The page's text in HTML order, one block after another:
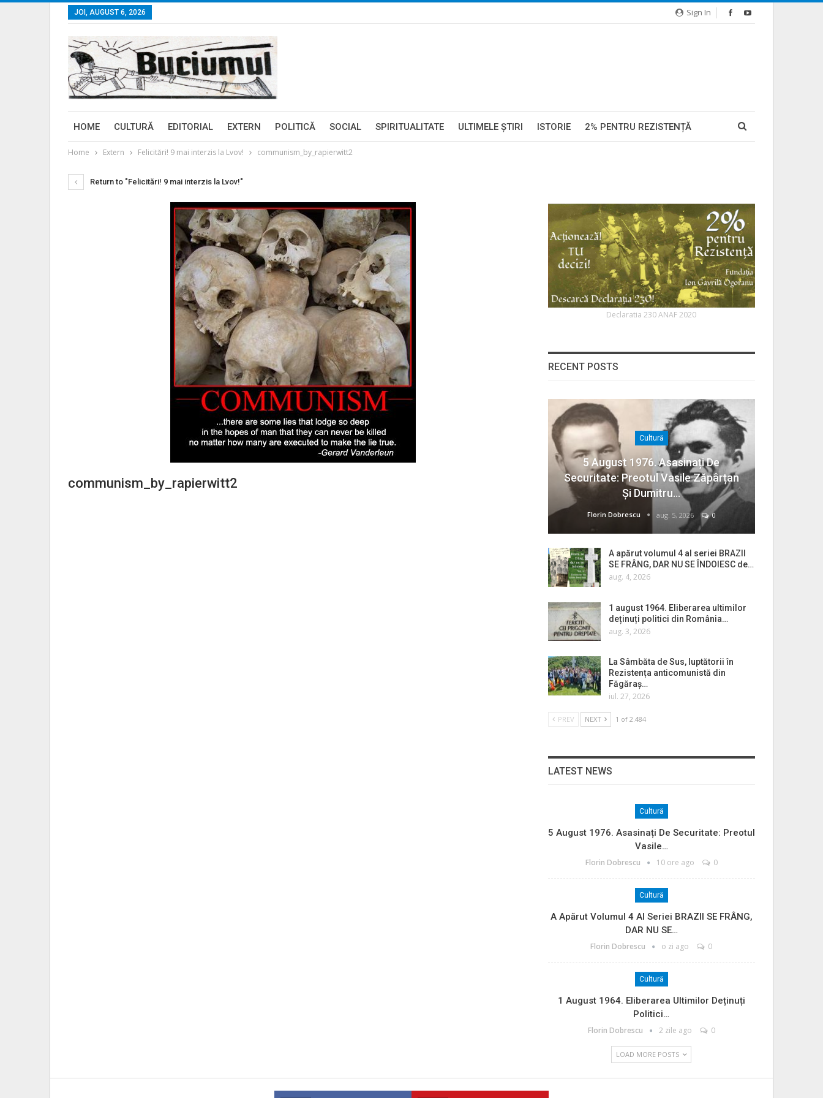
Sign In
JOI, AUGUST 6, 2026
HOME CULTURĂ EDITORIAL EXTERN POLITICĂ SOCIAL SPIRITUALITATE ULTIMELE ŞTIRI ISTORIE 2% PENTRU REZISTENȚĂ
Home Extern Felicitări! 9 mai interzis la Lvov! communism_by_rapierwitt2
Return to "Felicitări! 9 mai interzis la Lvov!"
communism_by_rapierwitt2
Declaratia 230 ANAF 2020
RECENT POSTS
Cultură
5 August 1976. Asasinați De
Securitate: Preotul Vasile Zăpârțan
Și Dumitru…
Florin Dobrescu aug. 5, 2026 0
A apărut volumul 4 al seriei BRAZII
SE FRÂNG, DAR NU SE ÎNDOIESC de…
aug. 4, 2026
1 august 1964. Eliberarea ultimilor
deținuți politici din România…
aug. 3, 2026
La Sâmbăta de Sus, luptătorii în
Rezistența anticomunistă din
Făgăraș…
iul. 27, 2026
PREV NEXT 1 of 2.484
LATEST NEWS
Cultură
5 August 1976. Asasinați De Securitate: Preotul
Vasile…
Florin Dobrescu 10 ore ago 0
Cultură
A Apărut Volumul 4 Al Seriei BRAZII SE FRÂNG,
DAR NU SE…
Florin Dobrescu o zi ago 0
Cultură
1 August 1964. Eliberarea Ultimilor Deținuți
Politici…
Florin Dobrescu 2 zile ago 0
LOAD MORE POSTS